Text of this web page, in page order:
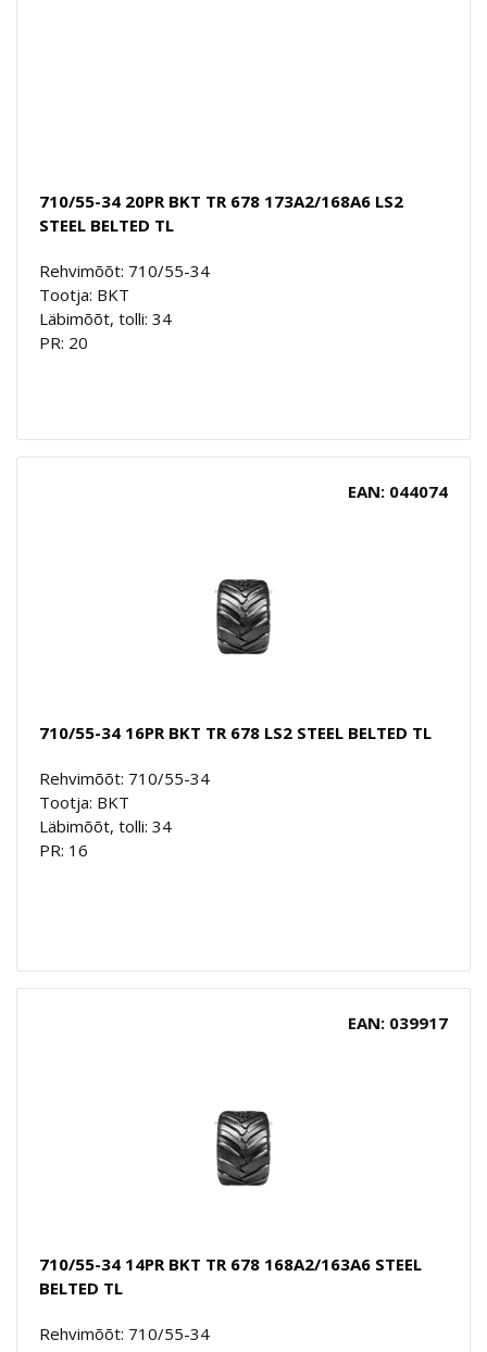
710/55-34 20PR BKT TR 678 173A2/168A6 LS2
STEEL BELTED TL
Rehvimõõt: 710/55-34
Tootja: BKT
Läbimõõt, tolli: 34
PR: 20
EAN: 044074
710/55-34 16PR BKT TR 678 LS2 STEEL BELTED TL
Rehvimõõt: 710/55-34
Tootja: BKT
Läbimõõt, tolli: 34
PR: 16
EAN: 039917
710/55-34 14PR BKT TR 678 168A2/163A6 STEEL
BELTED TL
Rehvimõõt: 710/55-34